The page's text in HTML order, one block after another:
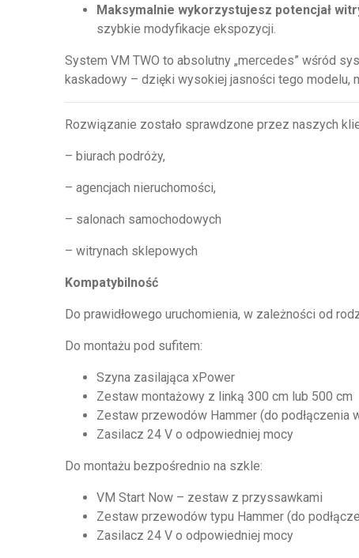
Maksymalnie wykorzystujesz potencjał
szybkie modyfikacje ekspozycji.
System VM TWO to absolutny „mercedes” wśród
kaskadowy – dzięki wysokiej jasności tego modelu,
Rozwiązanie zostało sprawdzone przez naszych
– biurach podróży,
– agencjach nieruchomości,
– salonach samochodowych
– witrynach sklepowych
Kompatybilność
Do prawidłowego uruchomienia, w zależności od
Do montażu pod sufitem:
Szyna zasilająca xPower
Zestaw montażowy z linką 300 cm lub 500 cm
Zestaw przewodów Hammer (do podłączenia
Zasilacz 24 V o odpowiedniej mocy
Do montażu bezpośrednio na szkle:
VM Start Now – zestaw z przyssawkami
Zestaw przewodów typu Hammer (do
Zasilacz 24 V o odpowiedniej mocy